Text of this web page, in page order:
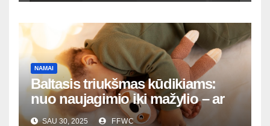
NAMAI
Baltasis triukšmas kūdikiams:
nuo naujagimio iki mažylio – ar
jis visada tinka?
SAU 30, 2025 FFWC